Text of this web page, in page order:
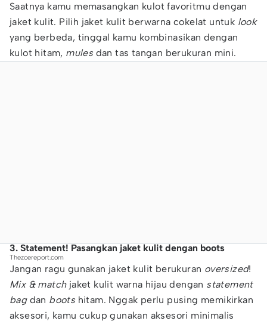
Saatnya kamu memasangkan kulot favoritmu dengan
jaket kulit. Pilih jaket kulit berwarna cokelat untuk look
yang berbeda, tinggal kamu kombinasikan dengan
kulot hitam, mules dan tas tangan berukuran mini.
3. Statement! Pasangkan jaket kulit dengan boots
Thezoereport.com
Jangan ragu gunakan jaket kulit berukuran oversized!
Mix & match jaket kulit warna hijau dengan statement
bagdan boots hitam. Nggak perlu pusing memikirkan
aksesori, kamu cukup gunakan aksesori minimalis